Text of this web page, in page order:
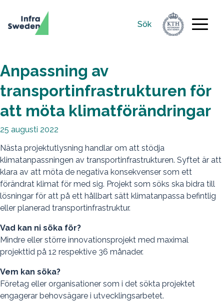
Sök
Sök
efter:
Anpassning av
transportinfrastrukturen för
att möta klimatförändringar
25 augusti 2022
Nästa projektutlysning handlar om att stödja
klimatanpassningen av transportinfrastrukturen. Syftet är att
klara av att möta de negativa konsekvenser som ett
förändrat klimat för med sig. Projekt som söks ska bidra till
lösningar för att på ett hållbart sätt klimatanpassa befintlig
eller planerad transportinfrastruktur.
Vad kan ni söka för?
Mindre eller större innovationsprojekt med maximal
projekttid på 12 respektive 36 månader.
Vem kan söka?
Företag eller organisationer som i det sökta projektet
engagerar behovsägare i utvecklingsarbetet.